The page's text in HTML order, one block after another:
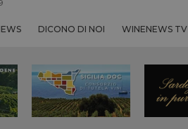
DICONO DI NOI WINENEWS TV